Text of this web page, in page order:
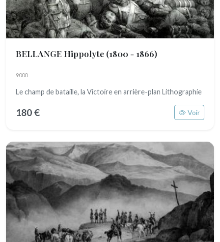
BELLANGE Hippolyte (1800 - 1866)
9000
Le champ de bataille, la Victoire en arrière-plan Lithographie
180 € Voir